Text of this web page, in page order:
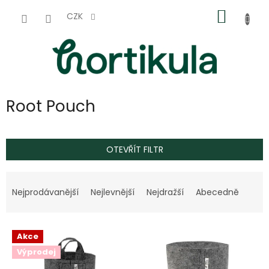
CZK
KOŠÍK
Root Pouch
OTEVŘÍT FILTR
a
n
p
Nejprodávanější Nejlevnější Nejdražší Abecedně
V
p
Akce
Výprodej